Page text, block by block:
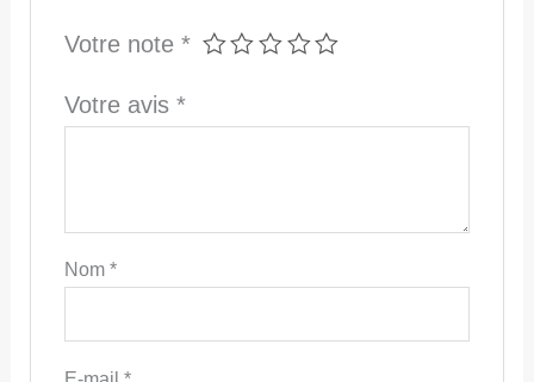
Votre note *
Votre avis *
Nom *